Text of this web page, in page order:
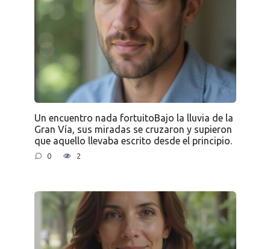
Un encuentro nada fortuitoBajo la lluvia de la
Gran Vía, sus miradas se cruzaron y supieron
que aquello llevaba escrito desde el principio.
0 2